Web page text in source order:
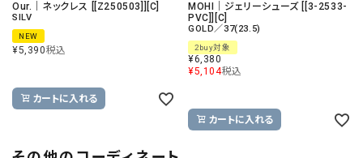
Our.｜ネックレス [[Z250503]][C]
SILV
NEW
¥5,390税込
カートに入れる
MOHI｜ジェリーシューズ [[3-2533-
PVC]][C]
GOLD／37(23.5)
2buy対象
¥6,380
¥5,104税込
カートに入れる